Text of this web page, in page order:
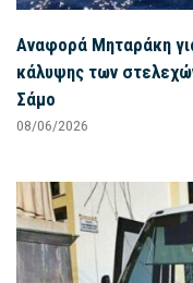
Αναφορά Μηταράκη
κάλυψης των
Σάμο
08/06/2026